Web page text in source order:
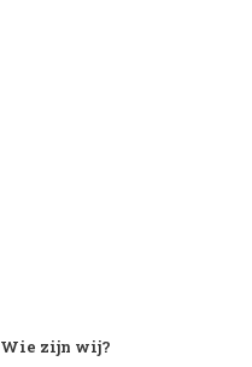
Wie zijn wij?